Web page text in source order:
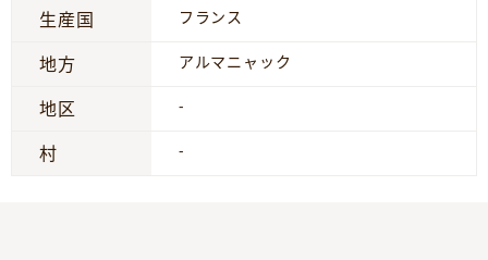
生産国 フランス
地方 アルマニャック
地区 -
村 -